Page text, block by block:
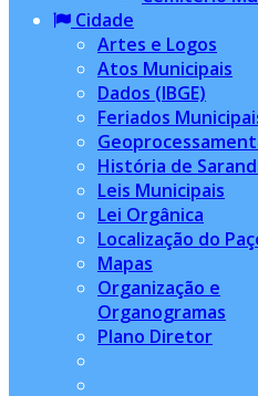
Cidade
Artes e Logos
Atos Municipais
Dados (IBGE)
Feriados
História de
Leis Municipais
Lei Orgânica
Localização do
Mapas
Organização e
Organogramas
Plano Diretor